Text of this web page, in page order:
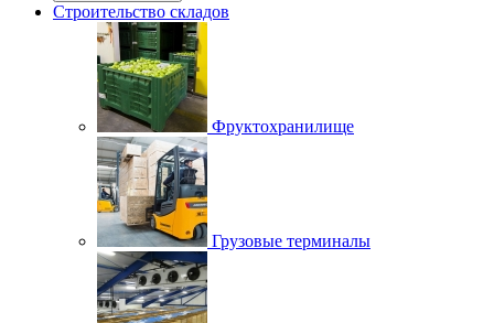
Строительство складов
Фруктохранилище
Грузовые терминалы